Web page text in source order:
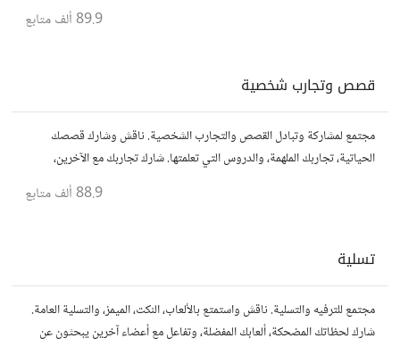
89.9 ألف متابع
قصص وتجارب شخصية
مجتمع لمشاركة وتبادل القصص والتجارب الشخصية. ناقش وشارك قصصك
الحياتية، تجاربك الملهمة، والدروس التي تعلمتها. شارك تجاربك مع الآخرين،
88.9 ألف متابع
تسلية
مجتمع للترفيه والتسلية. ناقش واستمتع بالألعاب، النكت، الميمز، والتسلية العامة.
شارك لحظاتك المضحكة، ألعابك المفضلة، وتفاعل مع أعضاء آخرين يبحثون عن